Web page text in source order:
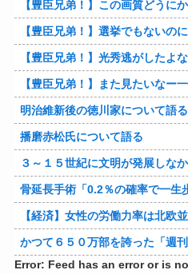
【豊臣兄弟！】この画質どうに
【豊臣兄弟！】選挙でもないの
【豊臣兄弟！】光秀逃がしたよ
【豊臣兄弟！】また見たいなー
明治維新後の徳川家について語る
播磨赤松氏について語る
３～１５世紀に文明が発展しな
骨延長手術「0.2％の確率で一生歩けない体になる
【経済】女性の労働力率は北欧並みも「低賃金依存」の限界
かつて６５０万部を誇った「週刊少年ジャ
Error: Feed has an error or is